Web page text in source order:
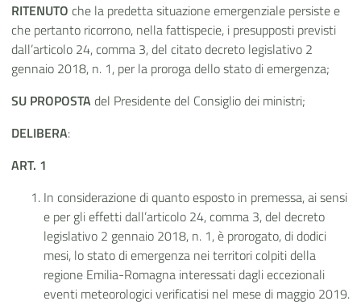
RITENUTO che la predetta situazione emergenziale persiste e
che pertanto ricorrono, nella fattispecie, i presupposti previsti
dall’articolo 24, comma 3, del citato decreto legislativo 2
gennaio 2018, n. 1, per la proroga dello stato di emergenza;
SU PROPOSTAdel Presidente del Consiglio dei ministri;
DELIBERA:
ART. 1
In considerazione di quanto esposto in premessa, ai sensi
e per gli effetti dall’articolo 24, comma 3, del decreto
legislativo 2 gennaio 2018, n. 1, è prorogato, di dodici
mesi, lo stato di emergenza nei territori colpiti della
regione Emilia-Romagna interessati dagli eccezionali
eventi meteorologici verificatisi nel mese di maggio 2019.